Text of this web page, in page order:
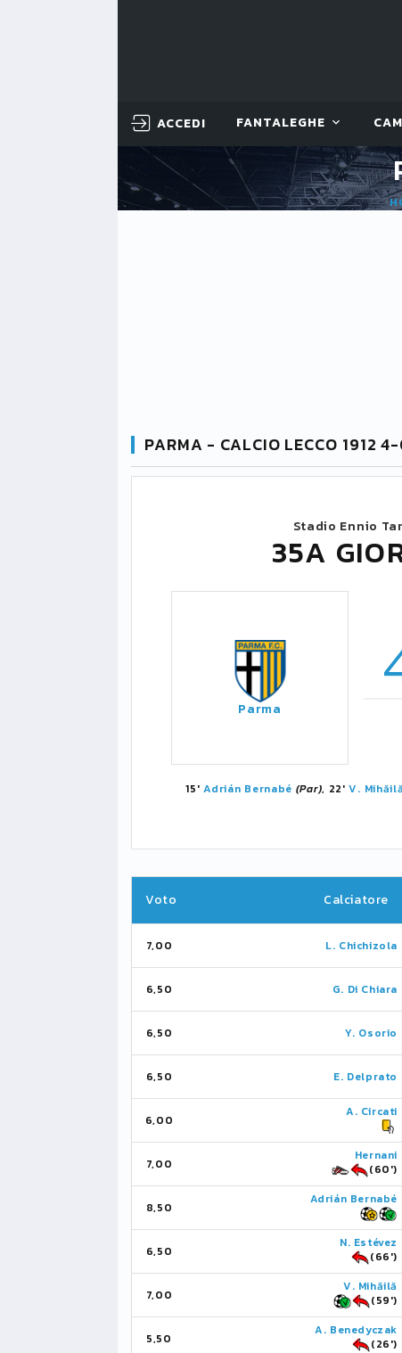
ACCEDI FANTALEGHE
PARMA - CALCIO LECCO 1912
Stadio Ennio
35A
Parma
15'Adrián Bernabé (Par), 22'V. Mihăilă
Voto Calciatore
7,00 L. Chichizola
6,50 G. Di Chiara
6,50 Y. Osorio
6,50 E. Delprato
6,00
A. Circati
7,00
Hernani
(60')
8,50
Adrián Bernabé
6,50
N. Estévez
(66')
7,00
V. Mihăilă
(59')
5,50
A. Benedyczak
(26')